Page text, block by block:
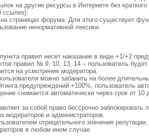
на другие ресурсы в Интернете без
ссылке);
страницах форума. Для этого существует
ненормативной лексики.
правил несет наказание в виде +1/+2
правил № 9, 10, 13, 14 – пользователь
на усмотрение модератора.
можно забанить на более
предупреждений +100%, пользователь
снимается автоматически через срок от
за собой право бессрочно
модераторов и администраторов.
отрицательного значения
в любом ином случае.